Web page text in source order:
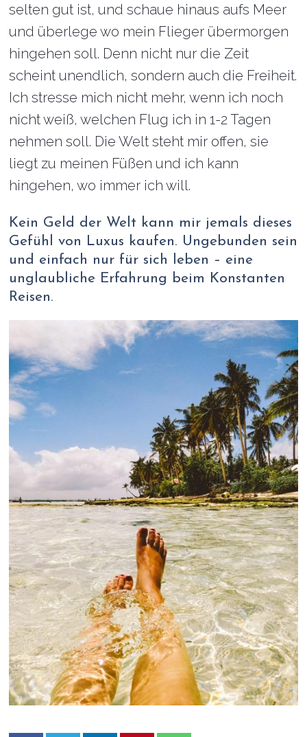
selten gut ist, und schaue hinaus aufs Meer
und überlege wo mein Flieger übermorgen
hingehen soll. Denn nicht nur die Zeit
scheint unendlich, sondern auch die Freiheit.
Ich stresse mich nicht mehr, wenn ich noch
nicht weiß, welchen Flug ich in 1-2 Tagen
nehmen soll. Die Welt steht mir offen, sie
liegt zu meinen Füßen und ich kann
hingehen, wo immer ich will.
Kein Geld der Welt kann mir jemals dieses
Gefühl von Luxus kaufen. Ungebunden sein
und einfach nur für sich leben – eine
unglaubliche Erfahrung beim Konstanten
Reisen.